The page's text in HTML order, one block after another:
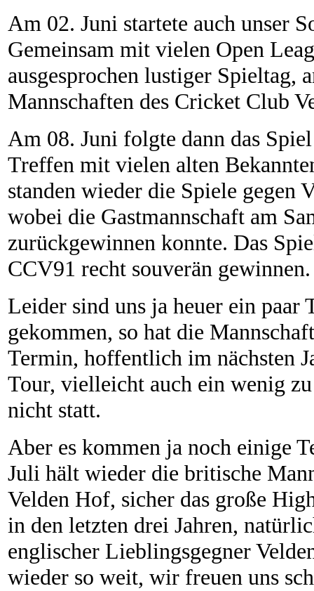
Am 02. Juni startete auch unser
Gemeinsam mit vielen Open
ausgesprochen lustiger Spieltag,
Mannschaften des Cricket Club
Am 08. Juni folgte dann das
Treffen mit vielen alten
standen wieder die Spiele gegen
wobei die Gastmannschaft am
zurückgewinnen konnte. Das
CCV91 recht souverän gewinnen.
Leider sind uns ja heuer ein paar
gekommen, so hat die
Termin, hoffentlich im nächsten
Tour, vielleicht auch ein wenig
nicht statt.
Aber es kommen ja noch einige
Juli hält wieder die britische
Velden Hof, sicher das große
in den letzten drei Jahren,
englischer Lieblingsgegner
wieder so weit, wir freuen uns